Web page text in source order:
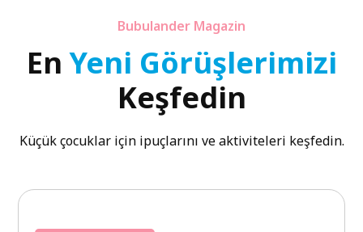
Bubulander Magazin
EnYeni Görüşlerimizi
Keşfedin
Küçük çocuklar için ipuçlarını ve aktiviteleri keşfedin.